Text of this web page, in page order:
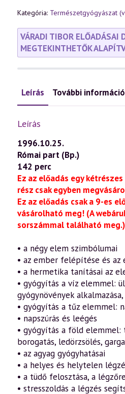
Kategória: Természetgyógyászat
VÁRADI TIBOR ELŐADÁSAI
MEGTEKINTHETŐK
Leírás További
Leírás
1996.10.25.
Római part (Bp.)
142 perc
Ez az előadás egy
rész csak egyben
Ez az előadás csak a 9-es
vásárolható meg! (A
sorszámmal található meg.)
• a négy elem szimbólumai
• az ember felépítése és az
• a hermetika tanításai az
• gyógyítás a víz elemmel:
gyógynövények
• gyógyítás a tűz elemmel:
• napszúrás és leégés
• gyógyítás a föld elemmel:
borogatás, ledörzsölés,
• az agyag gyógyhatásai
• a helyes és helytelen
• a tüdő felosztása, a
• stresszoldás a légzés